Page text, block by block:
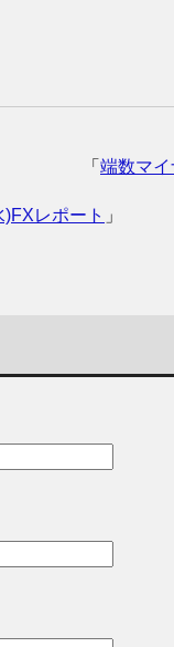
「 端数マ
レポート 」